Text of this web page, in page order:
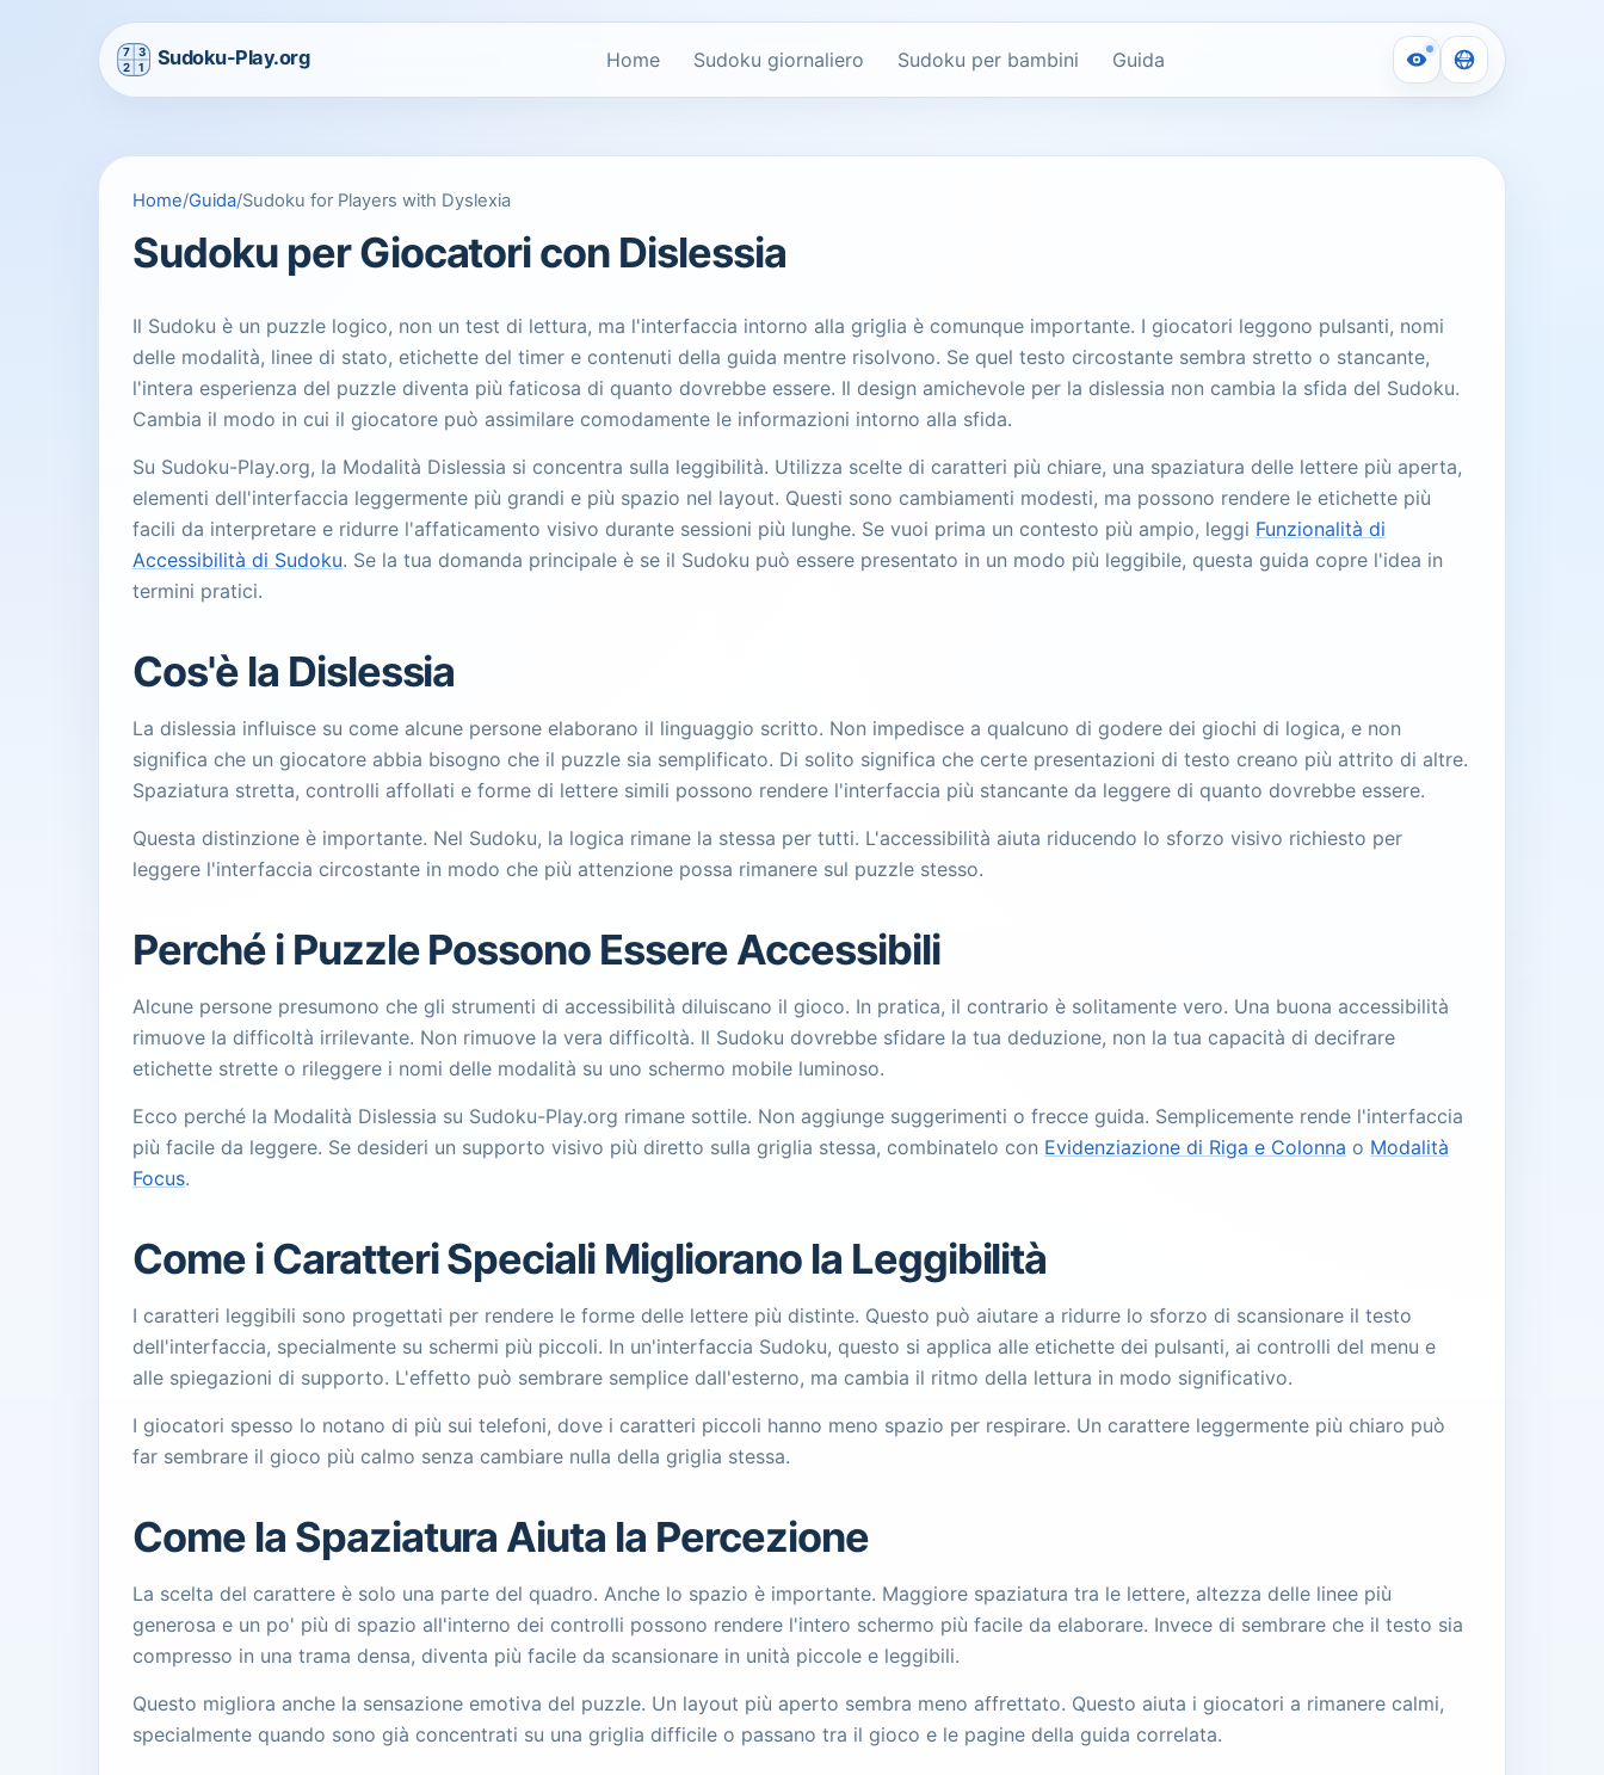
Home Sudoku giornaliero Sudoku per bambini Guida
Home/Guida/Sudoku for Players with Dyslexia
Sudoku per Giocatori con Dislessia
Il Sudoku è un puzzle logico, non un test di lettura, ma l'interfaccia intorno alla griglia è comunque importante. I giocatori leggono pulsanti, nomi
delle modalità, linee di stato, etichette del timer e contenuti della guida mentre risolvono. Se quel testo circostante sembra stretto o stancante,
l'intera esperienza del puzzle diventa più faticosa di quanto dovrebbe essere. Il design amichevole per la dislessia non cambia la sfida del Sudoku.
Cambia il modo in cui il giocatore può assimilare comodamente le informazioni intorno alla sfida.
Su Sudoku-Play.org, la Modalità Dislessia si concentra sulla leggibilità. Utilizza scelte di caratteri più chiare, una spaziatura delle lettere più aperta,
elementi dell'interfaccia leggermente più grandi e più spazio nel layout. Questi sono cambiamenti modesti, ma possono rendere le etichette più
facili da interpretare e ridurre l'affaticamento visivo durante sessioni più lunghe. Se vuoi prima un contesto più ampio, leggi Funzionalità di
Accessibilità di Sudoku. Se la tua domanda principale è se il Sudoku può essere presentato in un modo più leggibile, questa guida copre l'idea in
termini pratici.
Cos'è la Dislessia
La dislessia influisce su come alcune persone elaborano il linguaggio scritto. Non impedisce a qualcuno di godere dei giochi di logica, e non
significa che un giocatore abbia bisogno che il puzzle sia semplificato. Di solito significa che certe presentazioni di testo creano più attrito di altre.
Spaziatura stretta, controlli affollati e forme di lettere simili possono rendere l'interfaccia più stancante da leggere di quanto dovrebbe essere.
Questa distinzione è importante. Nel Sudoku, la logica rimane la stessa per tutti. L'accessibilità aiuta riducendo lo sforzo visivo richiesto per
leggere l'interfaccia circostante in modo che più attenzione possa rimanere sul puzzle stesso.
Perché i Puzzle Possono Essere Accessibili
Alcune persone presumono che gli strumenti di accessibilità diluiscano il gioco. In pratica, il contrario è solitamente vero. Una buona accessibilità
rimuove la difficoltà irrilevante. Non rimuove la vera difficoltà. Il Sudoku dovrebbe sfidare la tua deduzione, non la tua capacità di decifrare
etichette strette o rileggere i nomi delle modalità su uno schermo mobile luminoso.
Ecco perché la Modalità Dislessia su Sudoku-Play.org rimane sottile. Non aggiunge suggerimenti o frecce guida. Semplicemente rende l'interfaccia
più facile da leggere. Se desideri un supporto visivo più diretto sulla griglia stessa, combinatelo con Evidenziazione di Riga e Colonna o Modalità
Focus.
Come i Caratteri Speciali Migliorano la Leggibilità
I caratteri leggibili sono progettati per rendere le forme delle lettere più distinte. Questo può aiutare a ridurre lo sforzo di scansionare il testo
dell'interfaccia, specialmente su schermi più piccoli. In un'interfaccia Sudoku, questo si applica alle etichette dei pulsanti, ai controlli del menu e
alle spiegazioni di supporto. L'effetto può sembrare semplice dall'esterno, ma cambia il ritmo della lettura in modo significativo.
I giocatori spesso lo notano di più sui telefoni, dove i caratteri piccoli hanno meno spazio per respirare. Un carattere leggermente più chiaro può
far sembrare il gioco più calmo senza cambiare nulla della griglia stessa.
Come la Spaziatura Aiuta la Percezione
La scelta del carattere è solo una parte del quadro. Anche lo spazio è importante. Maggiore spaziatura tra le lettere, altezza delle linee più
generosa e un po' più di spazio all'interno dei controlli possono rendere l'intero schermo più facile da elaborare. Invece di sembrare che il testo sia
compresso in una trama densa, diventa più facile da scansionare in unità piccole e leggibili.
Questo migliora anche la sensazione emotiva del puzzle. Un layout più aperto sembra meno affrettato. Questo aiuta i giocatori a rimanere calmi,
specialmente quando sono già concentrati su una griglia difficile o passano tra il gioco e le pagine della guida correlata.